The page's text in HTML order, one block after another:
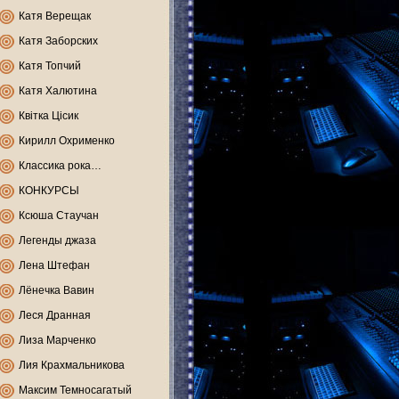
Катя Верещак
Катя Заборских
Катя Топчий
Катя Халютина
Квітка Цісик
Кирилл Охрименко
Классика рока…
КОНКУРСЫ
Ксюша Стаучан
Легенды джаза
Лена Штефан
Лёнечка Вавин
Леся Дранная
Лиза Марченко
Лия Крахмальникова
Максим Темносагатый